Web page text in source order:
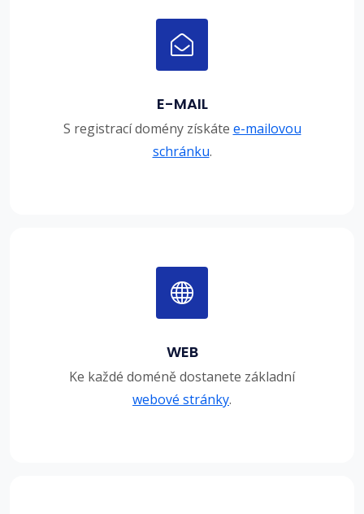
E-MAIL
S registrací domény získáte e-mailovou
schránku.
WEB
Ke každé doméně dostanete základní
webové stránky.